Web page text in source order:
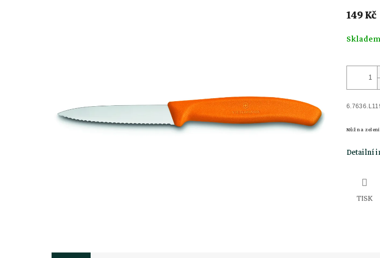
149 Kč
Měrná
cena:
Skladem
Nůž na
Detailní
TISK